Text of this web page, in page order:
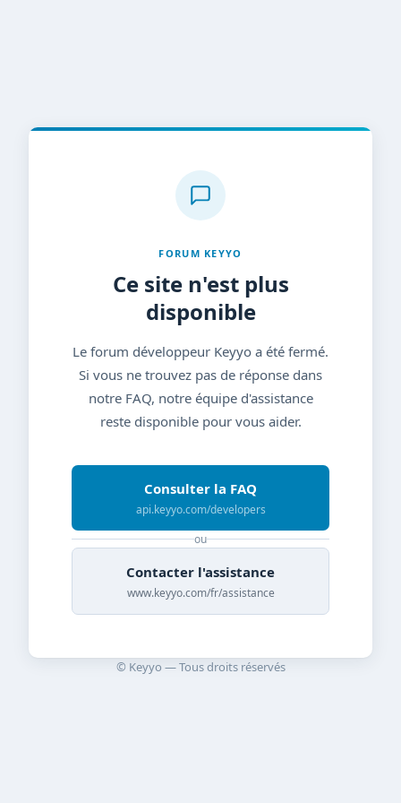
FORUM KEYYO
Ce site n'est plus
disponible
Le forum développeur Keyyo a été fermé.
Si vous ne trouvez pas de réponse dans
notre FAQ, notre équipe d'assistance
reste disponible pour vous aider.
Consulter la FAQ
api.keyyo.com/developers
ou
Contacter l'assistance
www.keyyo.com/fr/assistance
© Keyyo — Tous droits réservés